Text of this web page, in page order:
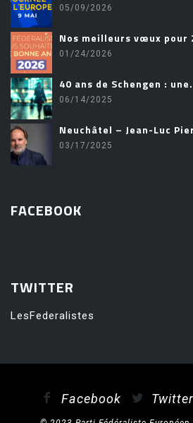
05/09/2026
Nos meilleurs vœux pour
01/24/2026
40 ans de Schengen :
06/14/2025
Neuchâtel – Jean-Luc
03/17/2025
FACEBOOK
TWITTER
LesFederalistes
Facebook Twitter